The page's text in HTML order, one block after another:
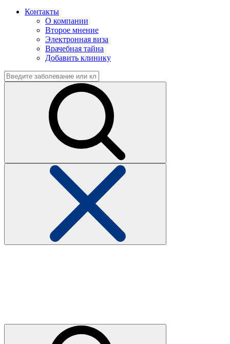
Контакты
О компании
Второе мнение
Электронная виза
Врачебная тайна
Добавить клинику